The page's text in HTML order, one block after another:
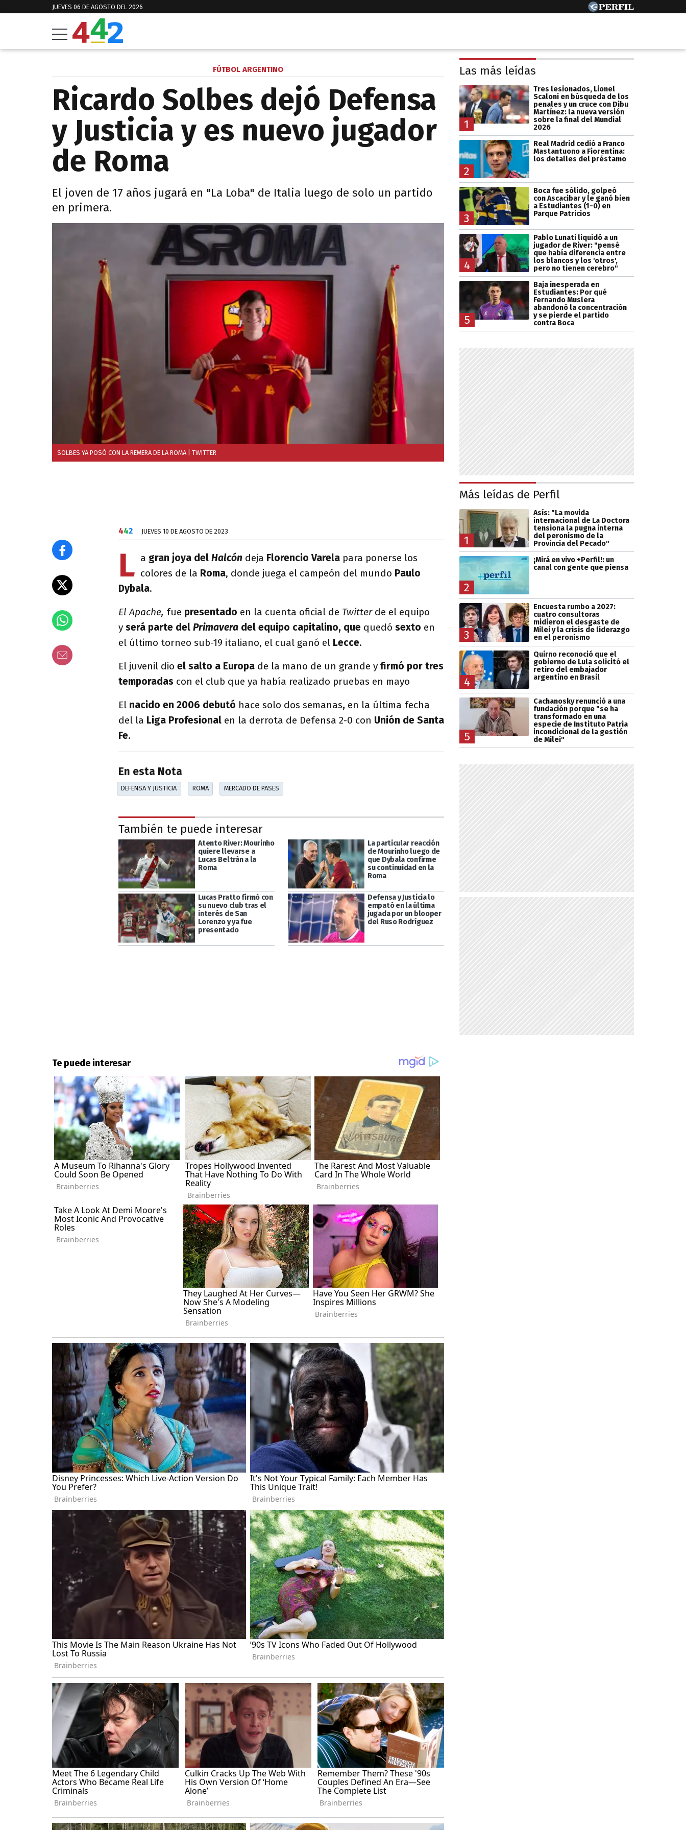
JUEVES 06 DE AGOSTO DEL 2026
FÚTBOL ARGENTINO
Ricardo Solbes dejó Defensa
y Justicia y es nuevo jugador
de Roma
El joven de 17 años jugará en "La Loba" de Italia luego de solo un partido
en primera.
SOLBES YA POSÓ CON LA REMERA DE LA ROMA | TWITTER
442 JUEVES 10 DE AGOSTO DE 2023
L a gran joya del Halcón deja Florencio Varela para ponerse los
colores de la Roma, donde juega el campeón del mundo Paulo
Dybala.
El Apache, fue presentado en la cuenta oficial de Twitterde el equipo
y será parte del Primavera del equipo capitalino, que quedó sexto en
el último torneo sub-19 italiano, el cual ganó el Lecce.
El juvenil dio el salto a Europa de la mano de un grande y firmó por tres
temporadas con el club que ya había realizado pruebas en mayo
El nacido en 2006 debutó hace solo dos semanas, en la última fecha
del la Liga Profesional en la derrota de Defensa 2-0 con Unión de Santa
Fe.
En esta Nota
DEFENSA Y JUSTICIA ROMA MERCADO DE PASES
También te puede interesar
Atento River: Mourinho
quiere llevarse a
Lucas Beltrán a la
Roma
La particular reacción
de Mourinho luego de
que Dybala confirme
su continuidad en la
Roma
Lucas Pratto firmó con
su nuevo club tras el
interés de San
Lorenzo y ya fue
presentado
Defensa y Justicia lo
empató en la última
jugada por un blooper
del Ruso Rodríguez
Las más leídas
1
Tres lesionados, Lionel
Scaloni en búsqueda de los
penales y un cruce con Dibu
Martínez: la nueva versión
sobre la final del Mundial
2026
2
Real Madrid cedió a Franco
Mastantuono a Fiorentina:
los detalles del préstamo
3
Boca fue sólido, golpeó
con Ascacibar y le ganó bien
a Estudiantes (1-0) en
Parque Patricios
4
Pablo Lunati liquidó a un
jugador de River: "pensé
que había diferencia entre
los blancos y los 'otros',
pero no tienen cerebro"
5
Baja inesperada en
Estudiantes: Por qué
Fernando Muslera
abandonó la concentración
y se pierde el partido
contra Boca
Más leídas de Perfil
1
Asís: "La movida
internacional de La Doctora
tensiona la pugna interna
del peronismo de la
Provincia del Pecado"
2
¡Mirá en vivo +Perfil!: un
canal con gente que piensa
3
Encuesta rumbo a 2027:
cuatro consultoras
midieron el desgaste de
Milei y la crisis de liderazgo
en el peronismo
4
Quirno reconoció que el
gobierno de Lula solicitó el
retiro del embajador
argentino en Brasil
5
Cachanosky renunció a una
fundación porque "se ha
transformado en una
especie de Instituto Patria
incondicional de la gestión
de Milei"